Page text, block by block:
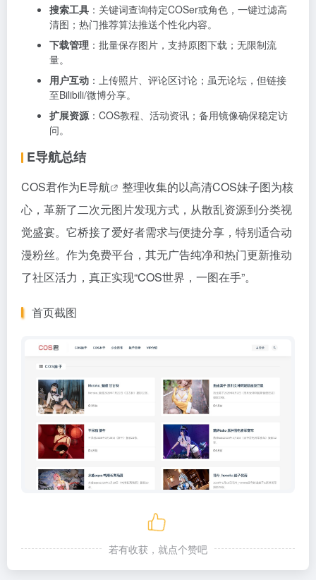
搜索工具 ：关键词查询特定COSer或角色，一键过滤高
清图；热门推荐算法推送个性化内容。
下载管理 ：批量保存图片，支持原图下载；无限制流
量。
用户互动 ：上传照片、评论区讨论；虽无论坛，但链接
至Bilibili/微博分享。
扩展资源：COS教程、活动资讯；备用镜像确保稳定访
问。
E导航总结
COS君作为E导航
整理收集的以高清COS妹子图为核
心，革新了二次元图片发现方式，从散乱资源到分类视
觉盛宴。它桥接了爱好者需求与便捷分享，特别适合动
漫粉丝。作为免费平台，其无广告纯净和热门更新推动
了社区活力，真正实现“COS世界，一图在手”。
首页截图
若有收获，就点个赞吧